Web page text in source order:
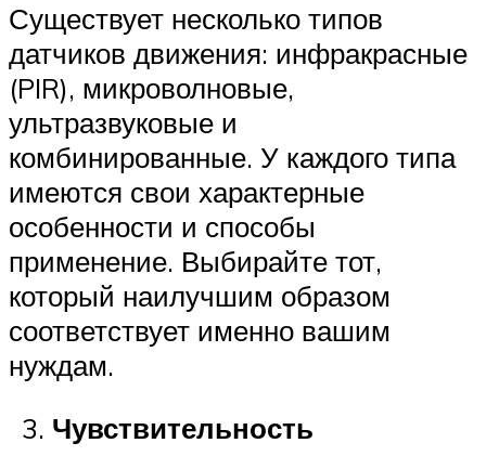
Существует несколько типов
датчиков движения: инфракрасные
(PIR), микроволновые,
ультразвуковые и
комбинированные. У каждого типа
имеются свои характерные
особенности и способы
применение. Выбирайте тот,
который наилучшим образом
соответствует именно вашим
нуждам.
Чувствительность